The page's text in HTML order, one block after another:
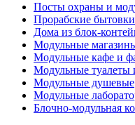
Посты охраны и
Прорабские бытовки
Дома из блок-
Модульные
Модульные кафе и
Модульные туалеты
Модульные душевые
Модульные
Блочно-модульная